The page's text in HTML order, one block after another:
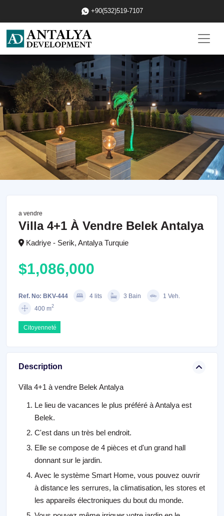
+90(532)519-7107
a vendre
Villa 4+1 À Vendre Belek Antalya
Kadriye - Serik, Antalya Turquie
$1,086,000
Ref. No: BKV-444 4 lits 3 Bain
1 Veh.
400 m2
Citoyenneté
Description
Villa 4+1 à vendre Belek Antalya
Le lieu de vacances le plus préféré à Antalya est
Belek.
C'est dans un très bel endroit.
Elle se compose de 4 pièces et d'un grand hall
donnant sur le jardin.
Avec le système Smart Home, vous pouvez ouvrir
à distance les serrures, la climatisation, les stores et
les appareils électroniques du bout du monde.